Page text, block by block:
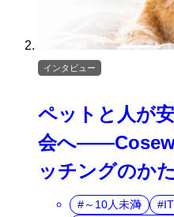
ペットと人が
会へ
ッチングのか
インタビュー
～10人未満